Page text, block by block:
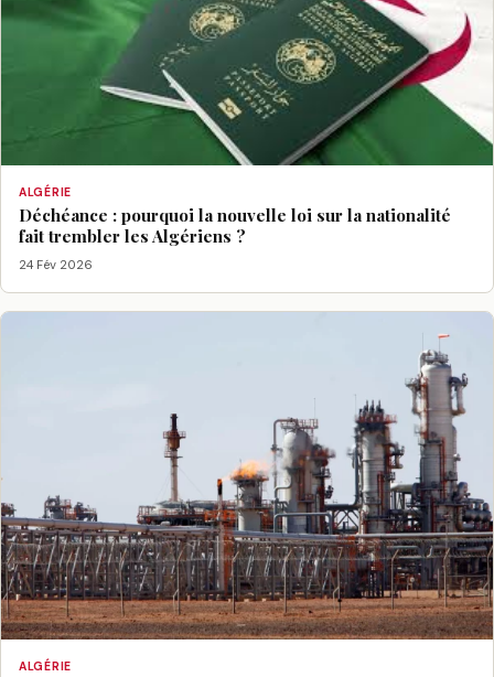
ALGÉRIE
Déchéance : pourquoi la nouvelle loi sur la nationalité
fait trembler les Algériens ?
24 Fév 2026
ALGÉRIE